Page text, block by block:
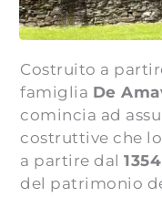
Costruito a
famiglia De
comincia ad
costruttive che
a partire dal 1354
del patrimonio